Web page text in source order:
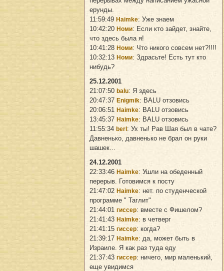
ерунды.
11:59:49 Haimke: Уже знаем
10:42:20 Номи: Если кто зайдет, знайте,
что здесь была я!
10:41:28 Номи: Что никого совсем нет?!!!!
10:32:13 Номи: Здрасьте! Есть тут кто
нибудь?
25.12.2001
21:07:50 balu: Я здесь
20:47:37 Enigmik: BALU отзовись
20:06:51 Haimke: BALU отзовись
13:45:37 Haimke: BALU отзовись
11:55:34 berl: Ух ты! Рав Шая был в чате?
Давненько, давненько не брал он руки
шашек...
24.12.2001
22:33:46 Haimke: Ушли на обеденный
перерыв. Готовимся к посту
21:47:02 Haimke: нет. по студенческой
программе " Таглит"
21:44:01 гиссер: вместе с Фишелом?
21:41:43 Haimke: в четверг
21:41:15 гиссер: когда?
21:39:17 Haimke: да, может быть в
Израиле. Я как раз туда еду
21:37:43 гиссер: ничего, мир маленький,
еще увидимся